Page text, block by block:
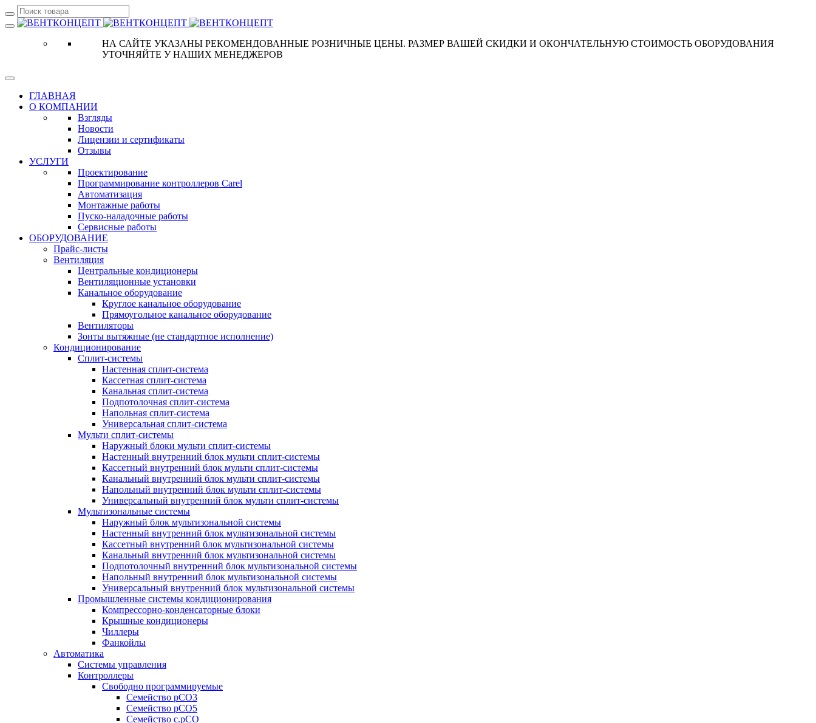
НА САЙТЕ УКАЗАНЫ РЕКОМЕНДОВАННЫЕ РОЗНИЧНЫЕ ЦЕНЫ. РАЗМЕР ВАШЕЙ СКИДКИ И ОКОНЧАТЕЛЬНУЮ СТОИМОСТЬ ОБОРУДОВАНИЯ
УТОЧНЯЙТЕ У НАШИХ МЕНЕДЖЕРОВ
ГЛАВНАЯ
О КОМПАНИИ
Взгляды
Новости
Лицензии и сертификаты
Отзывы
УСЛУГИ
Проектирование
Программирование контроллеров Carel
Автоматизация
Монтажные работы
Пуско-наладочные работы
Сервисные работы
ОБОРУДОВАНИЕ
Прайс-листы
Вентиляция
Центральные кондиционеры
Вентиляционные установки
Канальное оборудование
Круглое канальное оборудование
Прямоугольное канальное оборудование
Вентиляторы
Зонты вытяжные (не стандартное исполнение)
Кондиционирование
Сплит-системы
Настенная сплит-система
Кассетная сплит-система
Канальная сплит-система
Подпотолочная сплит-система
Напольная сплит-система
Универсальная сплит-система
Мульти сплит-системы
Наружный блоки мульти сплит-системы
Настенный внутренний блок мульти сплит-системы
Кассетный внутренний блок мульти сплит-системы
Канальный внутренний блок мульти сплит-системы
Напольный внутренний блок мульти сплит-системы
Универсальный внутренний блок мульти сплит-системы
Мультизональные системы
Наружный блок мультизональной системы
Настенный внутренний блок мультизональной системы
Кассетный внутренний блок мультизональной системы
Канальный внутренний блок мультизональной системы
Подпотолочный внутренний блок мультизональной системы
Напольный внутренний блок мультизональной системы
Универсальный внутренний блок мультизональной системы
Промышленные системы кондиционирования
Компрессорно-конденсаторные блоки
Крышные кондиционеры
Чиллеры
Фанкойлы
Автоматика
Системы управления
Контроллеры
Свободно программируемые
Семейство pCO3
Семейство pCO5
Семейство c.pCO